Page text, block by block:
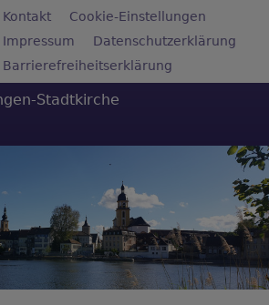
Kontakt
Cookie-Einstellungen
Impressum
Datenschutzerklärung
Barrierefreiheitserklärung
Stadtkirche